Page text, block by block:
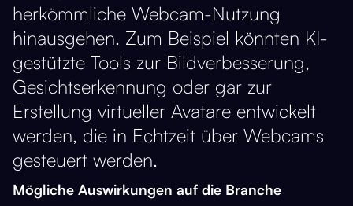
herkömmliche Webcam-Nutzung
hinausgehen. Zum Beispiel könnten KI-
gestützte Tools zur Bildverbesserung,
Gesichtserkennung oder gar zur
Erstellung virtueller Avatare entwickelt
werden, die in Echtzeit über Webcams
gesteuert werden​​.
Mögliche Auswirkungen auf die Branche